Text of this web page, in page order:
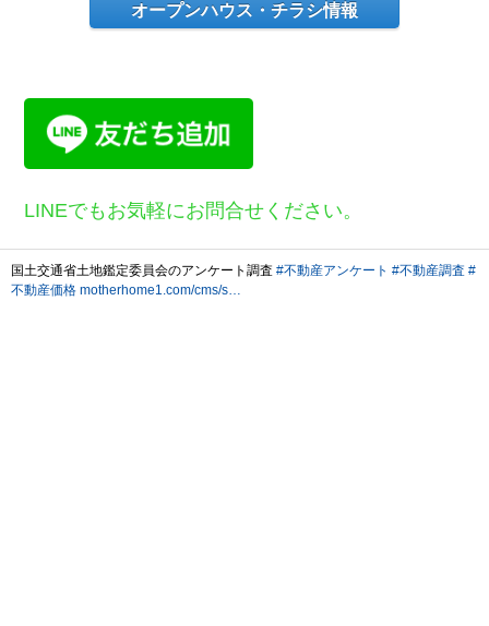
オープンハウス・チラシ情報
LINEでもお気軽にお問合せください。